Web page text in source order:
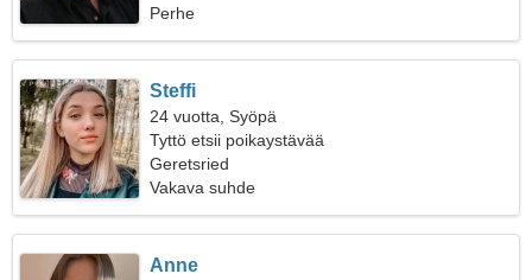
Perhe
Steffi
24 vuotta, Syöpä
Tyttö etsii poikaystävää
Geretsried
Vakava suhde
Anne